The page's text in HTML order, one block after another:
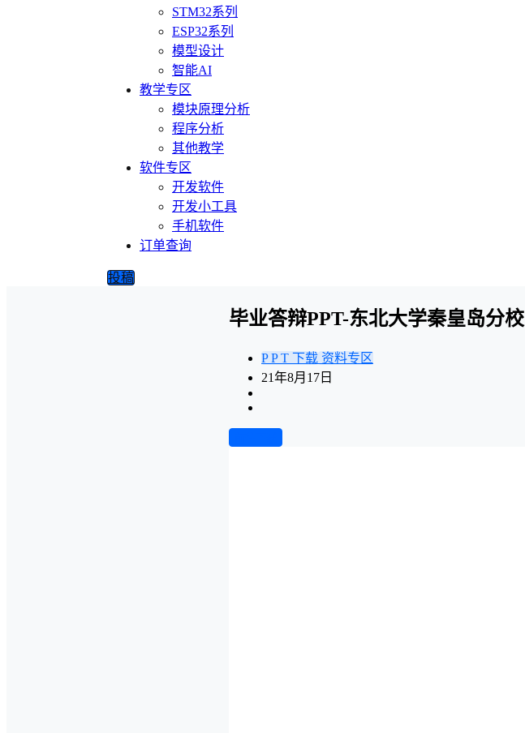
STM32系列
ESP32系列
模型设计
智能AI
教学专区
模块原理分析
程序分析
其他教学
软件专区
开发软件
开发小工具
手机软件
订单查询
投稿
毕业答辩PPT-东北大学秦皇岛分校
P P T 下载 资料专区
21年8月17日